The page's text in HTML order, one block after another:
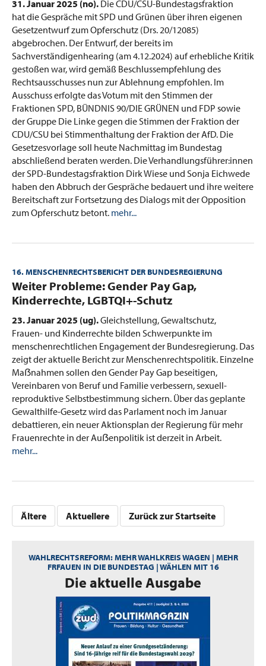
31. Januar 2025 (no). Die CDU/CSU-Bundestagsfraktion
hat die Gespräche mit SPD und Grünen über ihren eigenen
Gesetzentwurf zum Opferschutz (Drs. 20/12085)
abgebrochen. Der Entwurf, der bereits im
Sachverständigenhearing (am 4.12.2024) auf erhebliche Kritik
gestoßen war, wird gemäß Beschlussempfehlung des
Rechtsausschusses nun zur Ablehnung empfohlen. Im
Ausschuss erfolgte das Votum mit den Stimmen der
Fraktionen SPD, BÜNDNIS 90/DIE GRÜNEN und FDP sowie
der Gruppe Die Linke gegen die Stimmen der Fraktion der
CDU/CSU bei Stimmenthaltung der Fraktion der AfD. Die
Gesetzesvorlage soll heute Nachmittag im Bundestag
abschließend beraten werden. Die Verhandlungsführer:innen
der SPD-Bundestagsfraktion Dirk Wiese und Sonja Eichwede
haben den Abbruch der Gespräche bedauert und ihre weitere
Bereitschaft zur Fortsetzung des Dialogs mit der Opposition
zum Opferschutz betont. mehr...
16. MENSCHENRECHTSBERICHT DER BUNDESREGIERUNG
:Weiter Probleme: Gender Pay Gap,
Kinderrechte, LGBTQI+-Schutz
23. Januar 2025 (ug).Gleichstellung, Gewaltschutz,
Frauen- und Kinderrechte bilden Schwerpunkte im
menschenrechtlichen Engagement der Bundesregierung. Das
zeigt der aktuelle Bericht zur Menschenrechtspolitik. Einzelne
Maẞnahmen sollen den Gender Pay Gap beseitigen,
Vereinbaren von Beruf und Familie verbessern, sexuell-
reproduktive Selbstbestimmung sichern. Über das geplante
Gewalthilfe-Gesetz wird das Parlament noch im Januar
debattieren, ein neuer Aktionsplan der Regierung für mehr
Frauenrechte in der Auẞenpolitik ist derzeit in Arbeit.
mehr...
Ältere Aktuellere Zurück zur Startseite
WAHLRECHTSREFORM: MEHR WAHLKREIS WAGEN | MEHR
FRFAUEN IN DIE BUNDESTAG | WÄHLEN MIT 16
:Die aktuelle Ausgabe